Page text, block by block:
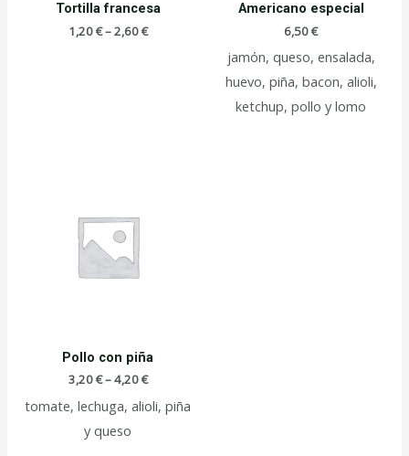
Tortilla francesa
1,20€–2,60€
Americano especial
6,50€
jamón, queso, ensalada,
huevo, piña, bacon, alioli,
ketchup, pollo y lomo
Pollo con piña
3,20€–4,20€
tomate, lechuga, alioli, piña
y queso